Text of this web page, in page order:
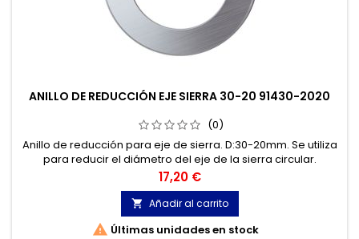
ANILLO DE REDUCCIÓN EJE SIERRA 30-20 91430-2020
(0)
Anillo de reducción para eje de sierra. D:30-20mm. Se utiliza
para reducir el diámetro del eje de la sierra circular.
Precio
17,20 €
 Añadir al carrito
 Últimas unidades en stock